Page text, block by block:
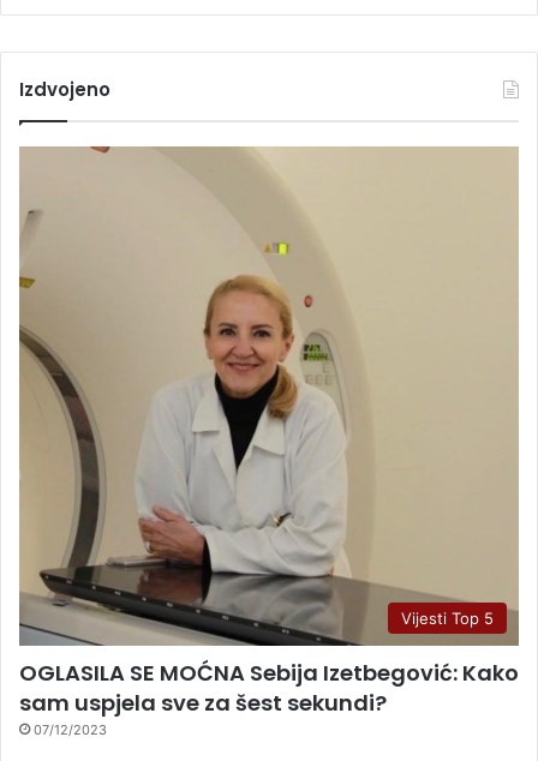
Izdvojeno
Vijesti Top 5
OGLASILA SE MOĆNA Sebija Izetbegović: Kako
sam uspjela sve za šest sekundi?
07/12/2023